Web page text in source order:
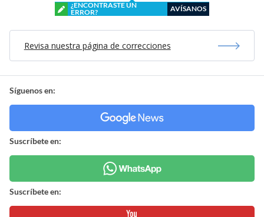
¿ENCONTRASTE UN
ERROR?
AVÍSANOS
Revisa nuestra página de correcciones
Síguenos en:
Suscríbete en:
Suscríbete en: